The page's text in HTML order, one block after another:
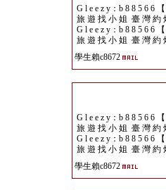
G l e e z y：b 8 8 5 6 6
旅 遊 找 小 姐 臺 灣 約
G l e e z y：b 8 8 5 6 6
旅 遊 找 小 姐 臺 灣 約
學生賴c8672
G l e e z y：b 8 8 5 6 6
旅 遊 找 小 姐 臺 灣 約
G l e e z y：b 8 8 5 6 6
旅 遊 找 小 姐 臺 灣 約
學生賴c8672